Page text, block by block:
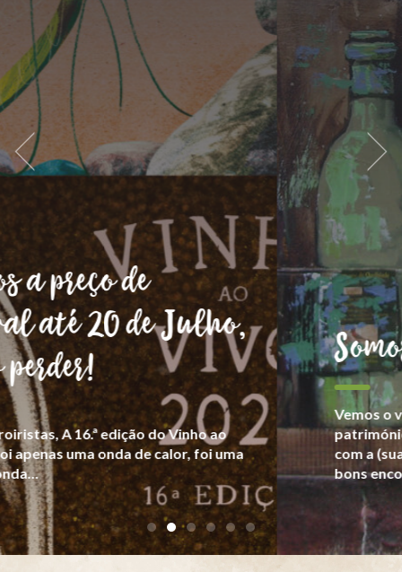
Somos Goliardos
Vemos o vinho como parte da cultura e
património, fruto da relação de cada produtor
com a (sua) terra, numa celebração festiva dos
bons encontros.